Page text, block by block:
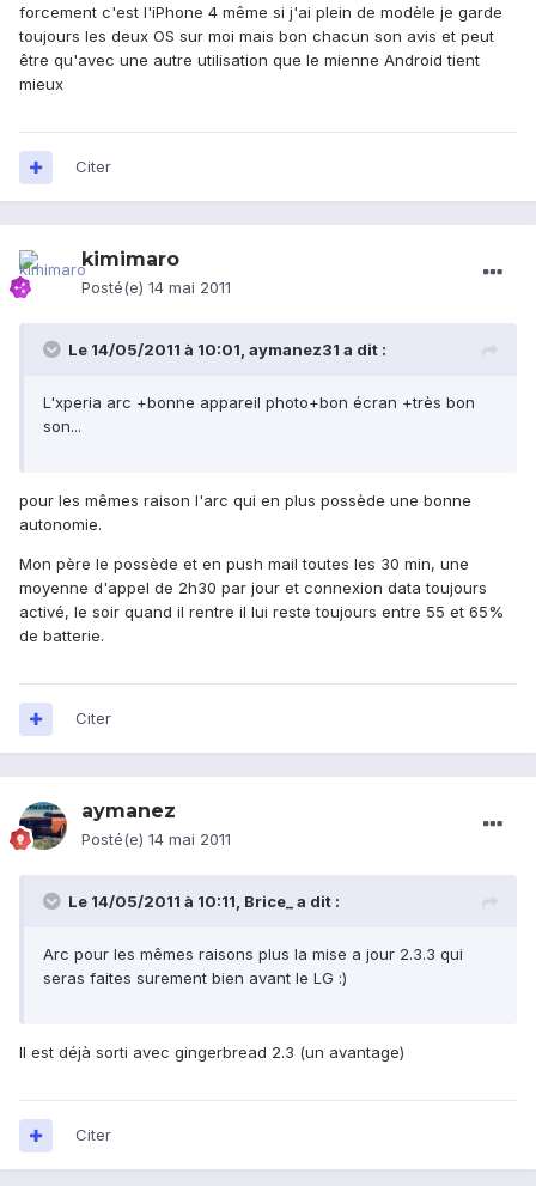
forcement c'est l'iPhone 4 même si j'ai plein de modèle je garde
toujours les deux OS sur moi mais bon chacun son avis et peut
être qu'avec une autre utilisation que le mienne Android tient
mieux
Citer
kimimaro
Posté(e) 14 mai 2011
Le 14/05/2011 à 10:01, aymanez31 a dit :
L'xperia arc +bonne appareil photo+bon écran +très bon
son...
pour les mêmes raison l'arc qui en plus possède une bonne
autonomie.
Mon père le possède et en push mail toutes les 30 min, une
moyenne d'appel de 2h30 par jour et connexion data toujours
activé, le soir quand il rentre il lui reste toujours entre 55 et 65%
de batterie.
Citer
aymanez
Posté(e) 14 mai 2011
Le 14/05/2011 à 10:11, Brice_ a dit :
Arc pour les mêmes raisons plus la mise a jour 2.3.3 qui
seras faites surement bien avant le LG :)
Il est déjà sorti avec gingerbread 2.3 (un avantage)
Citer